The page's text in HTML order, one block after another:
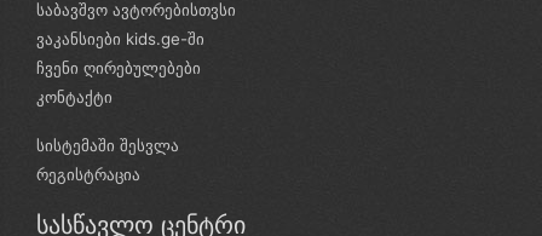
საბავშვო ავტორებისთვსი
ვაკანსიები kids.ge-ში
ჩვენი ღირებულებები
კონტაქტი
სისტემაში შესვლა
რეგისტრაცია
სასწავლო ცენტრი